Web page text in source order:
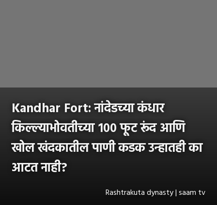
Kandhar Fort: नांदेडच्या कंधार
किल्ल्याभोवतीच्या १०० फूट रूंद आणि
खोल खंदकातील पाणी कडक उन्हातही का
आटत नाही?
Rashtrakuta dynasty | saam tv